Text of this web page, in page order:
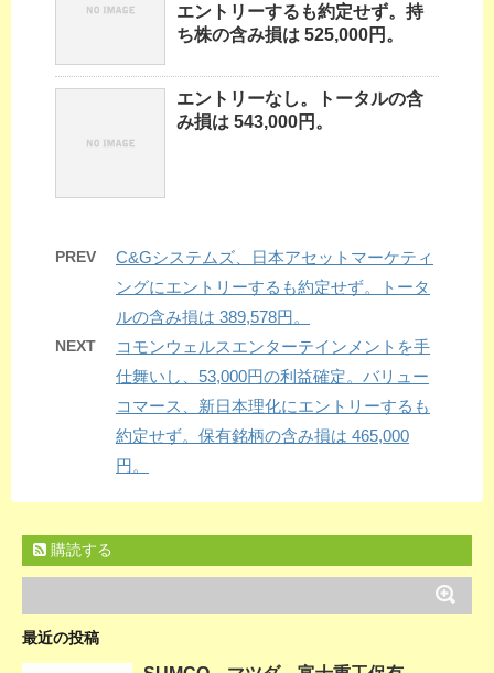
エントリーするも約定せず。持
ち株の含み損は 525,000円。
エントリーなし。トータルの含
み損は 543,000円。
PREV
C&Gシステムズ、日本アセットマーケティ
ングにエントリーするも約定せず。トータ
ルの含み損は 389,578円。
NEXT
コモンウェルスエンターテインメントを手
仕舞いし、53,000円の利益確定。バリュー
コマース、新日本理化にエントリーするも
約定せず。保有銘柄の含み損は 465,000
円。
購読する
最近の投稿